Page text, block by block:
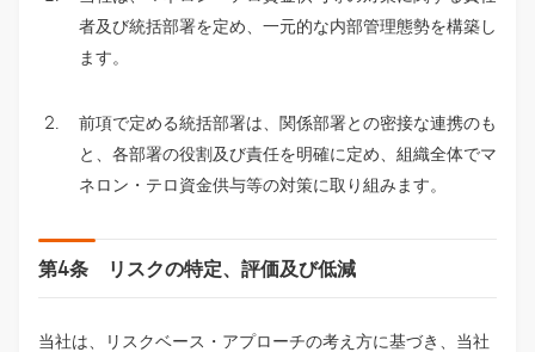
者及び統括部署を定め、一元的な内部管理態勢を構築し
ます。
前項で定める統括部署は、関係部署との密接な連携のも
と、各部署の役割及び責任を明確に定め、組織全体でマ
ネロン・テロ資金供与等の対策に取り組みます。
第4条 リスクの特定、評価及び低減
当社は、リスクベース・アプローチの考え方に基づき、当社